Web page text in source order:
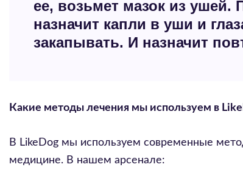
ее, возьмет мазок из
назначит капли в уши и
закапывать. И назначит
Какие методы лечения мы используем в
В LikeDog мы используем современные
медицине. В нашем арсенале: